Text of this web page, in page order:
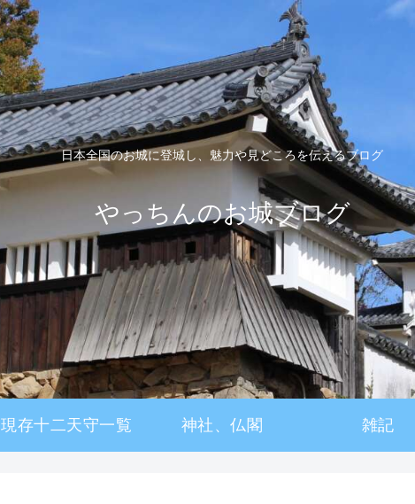
日本全国のお城に登城し、魅力や見どころを伝えるブログ
やっちんのお城ブログ
現存十二天守一覧 神社、仏閣 雑記